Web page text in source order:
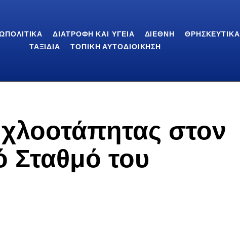
ΔΙΑΤΡΟΦΉ ΚΑΙ ΥΓΕΊΑ ΔΙΕΘΝΉ ΘΡΗΣΚΕΥΤΙΚΆ
ΤΑΞΊΔΙΑ
ΤΟΠΙΚΉ ΑΥΤΟΔΙΟΊΚΗΣΗ
στον
Σταθμό του